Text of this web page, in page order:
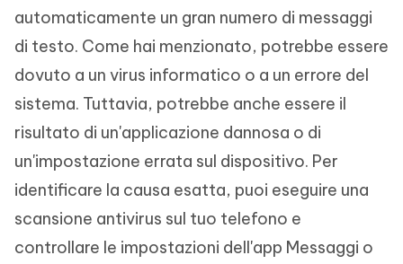
automaticamente un gran numero di messaggi
di testo. Come hai menzionato, potrebbe essere
dovuto a un virus informatico o a un errore del
sistema. Tuttavia, potrebbe anche essere il
risultato di un'applicazione dannosa o di
un'impostazione errata sul dispositivo. Per
identificare la causa esatta, puoi eseguire una
scansione antivirus sul tuo telefono e
controllare le impostazioni dell'app Messaggi o